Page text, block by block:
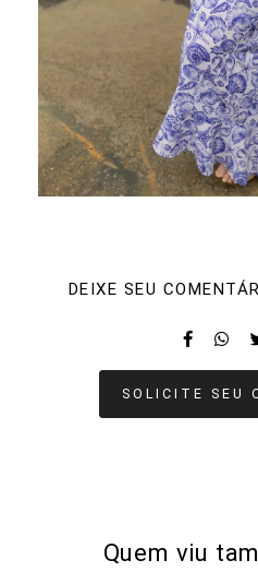
DEIXE SEU
SOLICITE SEU
Quem viu